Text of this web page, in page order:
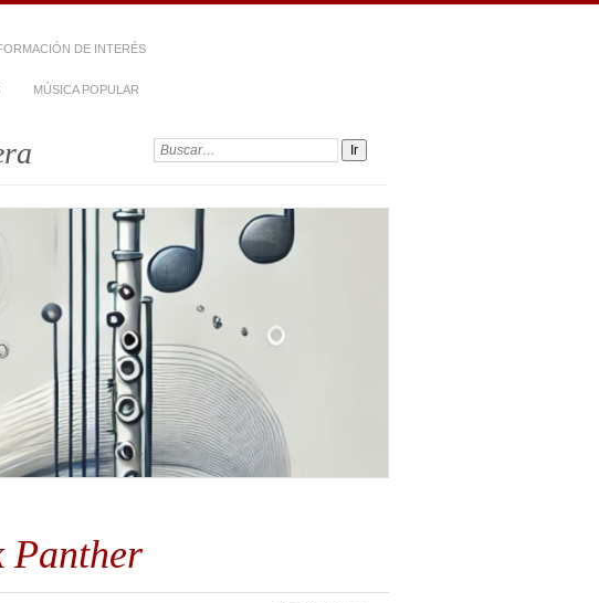
DE INTERÉS
MÚSICA POPULAR
Buscar:
Panther